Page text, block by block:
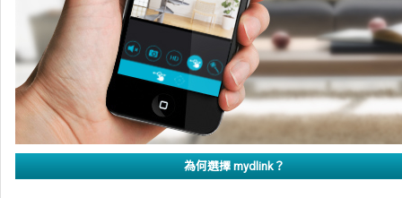
為何選擇 mydlink？